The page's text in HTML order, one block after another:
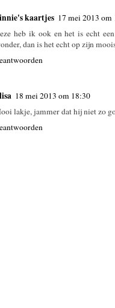
kaartjes 17 mei 2013 om
heb ik ook en het is echt
dan is het echt op zijn
18 mei 2013 om 18:30
lakje, jammer dat hij niet zo